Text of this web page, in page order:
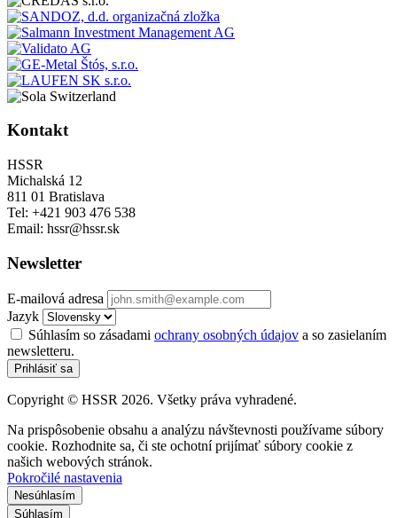
Kontakt
HSSR
Michalská 12
811 01 Bratislava
Tel: +421 903 476 538
Email: hssr@hssr.sk
Newsletter
E-mailová adresa
Jazyk
Súhlasím so zásadami ochrany osobných údajov a so zasielaním
newsletteru.
Prihlásiť sa
Copyright © HSSR 2026. Všetky práva vyhradené.
Na prispôsobenie obsahu a analýzu návštevnosti používame súbory
cookie. Rozhodnite sa, či ste ochotní prijímať súbory cookie z
našich webových stránok.
Pokročilé nastavenia
Nesúhlasím
Súhlasím